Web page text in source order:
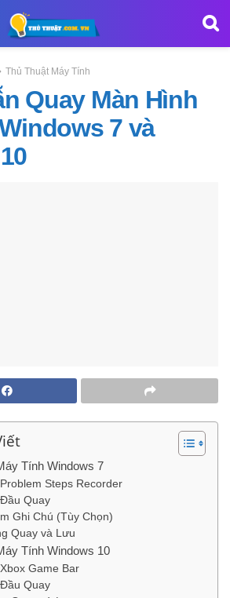
Thủ Thuật Máy Tính
Quay Màn Hình
7 và
Tính Windows 7
Steps Recorder
Quay
Ghi Chú (Tùy Chọn)
Quay và Lưu
Tính Windows 10
Game Bar
Quay